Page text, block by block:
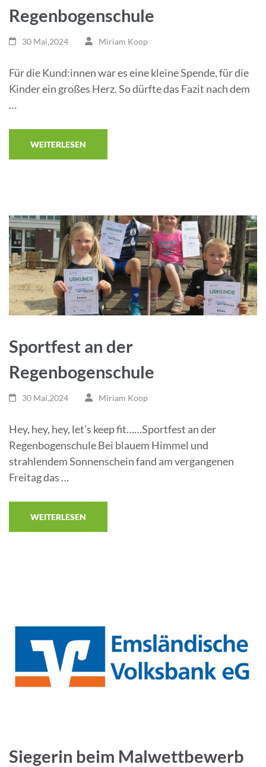
Regenbogenschule
30 Mai,2024 Miriam Koop
Für die Kund:innen war es eine kleine Spende, für die
Kinder ein großes Herz. So dürfte das Fazit nach dem
…
WEITERLESEN
Sportfest an der
Regenbogenschule
30 Mai,2024 Miriam Koop
Hey, hey, hey, let’s keep fit……Sportfest an der
Regenbogenschule Bei blauem Himmel und
strahlendem Sonnenschein fand am vergangenen
Freitag das …
WEITERLESEN
Siegerin beim Malwettbewerb